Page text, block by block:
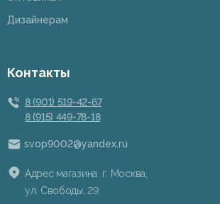
Дизайнерам
Контакты
8 (901) 519-42-67
8 (915) 449-78-18
svop9002@yandex.ru
Адрес магазина: г. Москва,
ул. Свободы, 29